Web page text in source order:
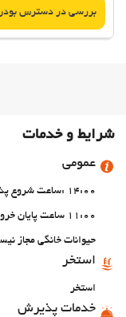
بررسی در دسترس
شرایط و خدمات
عمومی
14:00 :ساعت شروع پذیرش
11:00 ساعت پایان خروج
حیوانات خانگی مجاز
استخر
استخر
خدمات پذیرش